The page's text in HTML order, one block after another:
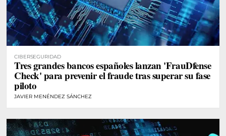
CIBERSEGURIDAD
Tres grandes bancos españoles lanzan 'FrauDfense
Check' para prevenir el fraude tras superar su fase
piloto
JAVIER MENÉNDEZ SÁNCHEZ